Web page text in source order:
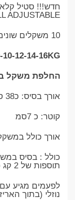
ADJUSTABLE
10 משקלים שונים במוצר אחד מהפכני
10-12-14-16KG
החלפת משקל
אורך בסיס: כ38 סמ
קוטר: כ 7סמ
אורך כולל במשקל
תוספות של 2 קג כל אחת ותוספת של 1 קג
נוזלי (בתוך